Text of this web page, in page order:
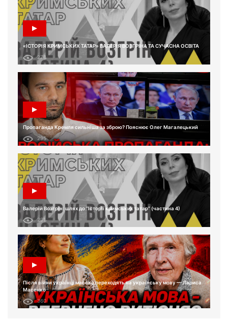
«ІСТОРІЯ КРИМСЬКИХ ТАТАР» ВАЛЕРІЯ ВОЗГРІНА ТА СУЧАСНА ОСВІТА
278
Пропаганда Кремля сильніша за зброю? Пояснює Олег Магалецький
295
Валерій Возгрін: шлях до “Історії кримських татар” (частина 4)
291
Після війни українці масово переходять на українську мову — Лариса
Масенко
360